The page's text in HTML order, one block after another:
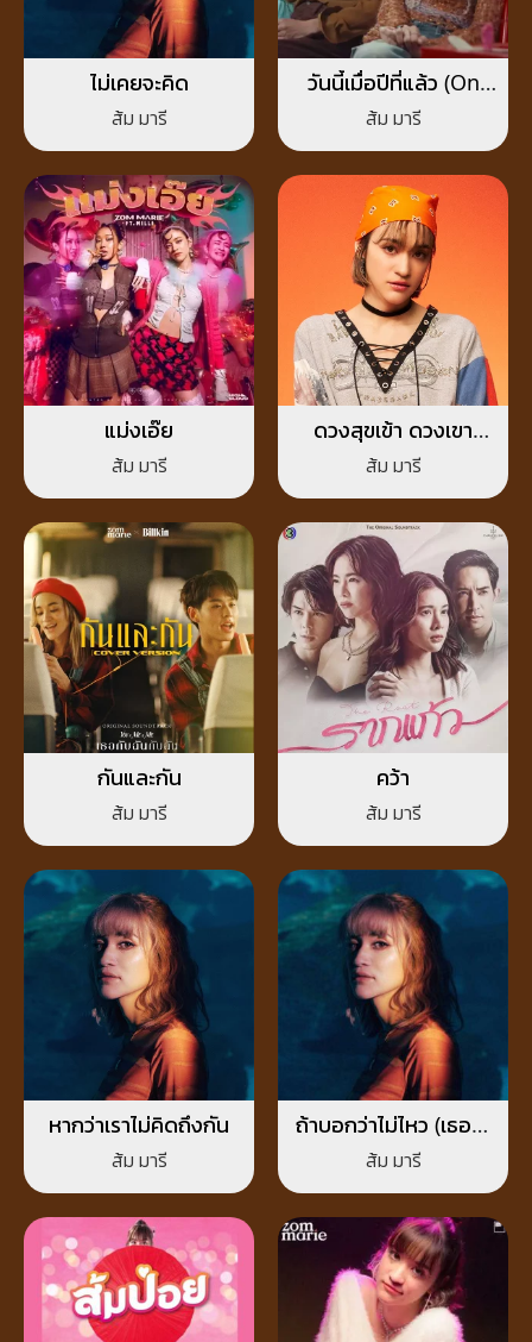
ไม่เคยจะคิด
ส้ม มารี
วันนี้เมื่อปีที่แล้ว (On
This Day)
ส้ม มารี
แม่งเอ๊ย
ส้ม มารี
ดวงสุขเข้า ดวงเขา
แทรก
ส้ม มารี
กันและกัน
ส้ม มารี
คว้า
ส้ม มารี
หากว่าเราไม่คิดถึงกัน
ส้ม มารี
ถ้าบอกว่าไม่ไหว (เธอจะ
กลับมาไหม)
ส้ม มารี